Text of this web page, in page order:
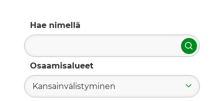
Hae nimellä
Hae
Osaamisalueet
Kansainvälistyminen